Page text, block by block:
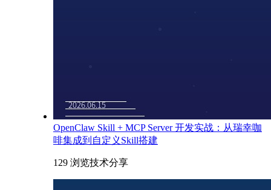
OpenClaw Skill + MCP Server 开发实战：从瑞幸咖
啡集成到自定义Skill搭建
129 浏览技术分享